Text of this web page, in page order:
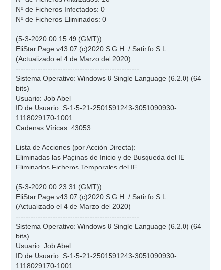
Nº de Ficheros Infectados: 0
Nº de Ficheros Eliminados: 0
(5-3-2020 00:15:49 (GMT))
EliStartPage v43.07 (c)2020 S.G.H. / Satinfo S.L.
(Actualizado el 4 de Marzo del 2020)
--------------------------------------------------
Sistema Operativo: Windows 8 Single Language (6.2.0) (64
bits)
Usuario: Job Abel
ID de Usuario: S-1-5-21-2501591243-3051090930-
1118029170-1001
Cadenas Víricas: 43053
Lista de Acciones (por Acción Directa):
Eliminadas las Paginas de Inicio y de Busqueda del IE
Eliminados Ficheros Temporales del IE
(5-3-2020 00:23:31 (GMT))
EliStartPage v43.07 (c)2020 S.G.H. / Satinfo S.L.
(Actualizado el 4 de Marzo del 2020)
--------------------------------------------------
Sistema Operativo: Windows 8 Single Language (6.2.0) (64
bits)
Usuario: Job Abel
ID de Usuario: S-1-5-21-2501591243-3051090930-
1118029170-1001